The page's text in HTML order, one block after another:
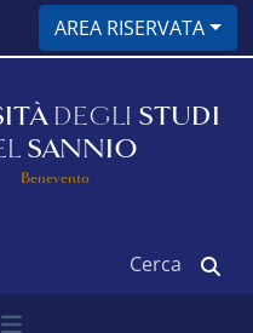
AREA RISERVATA
DEGLI STUDI
SANNIO
Benevento